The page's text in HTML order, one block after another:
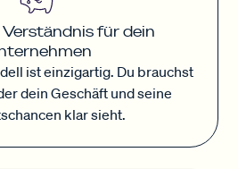
Verständnis für dein
ist einzigartig. Du brauchst
dein Geschäft und seine
klar sieht.